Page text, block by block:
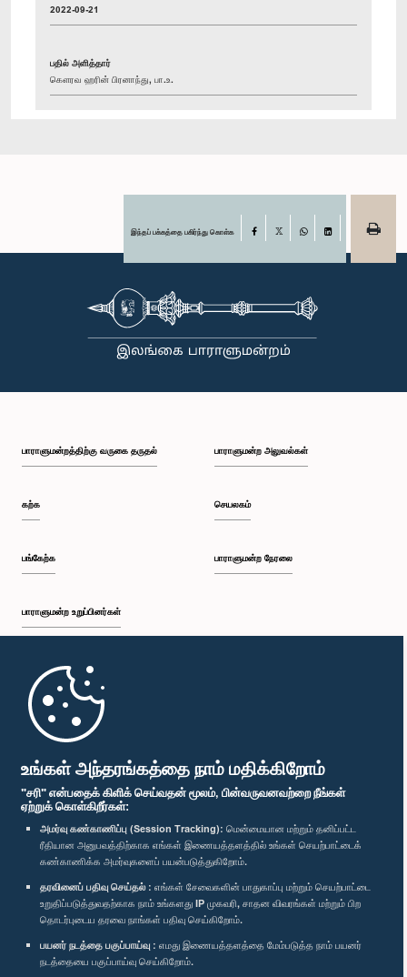
உங்கள் அந்தரங்கத்தை நாம் மதிக்கிறோம்
"சரி" என்பதைக் கிளிக் செய்வதன் மூலம், பின்வருவனவற்றை நீங்கள்
ஏற்றுக் கொள்கிறீர்கள்:
அமர்வு கண்காணிப்பு (Session Tracking): மென்மையான மற்றும் தனிப்பட்ட
ரீதியான அனுபவத்திற்காக எங்கள் இணையத்தளத்தில் உங்கள் செயற்பாட்டைக்
கண்காணிக்க அமர்வுகளைப் பயன்படுத்துகிறோம்.
தரவினைப் பதிவு செய்தல் : எங்கள் சேவைகளின் பாதுகாப்பு மற்றும் செயற்பாட்டை
உறுதிப்படுத்துவதற்காக நாம் உங்களது IP முகவரி, சாதன விவரங்கள் மற்றும் பிற
தொடர்புடைய தரவை நாங்கள் பதிவு செய்கிறோம்.
பயனர் நடத்தை பகுப்பாய்வு : எமது இணையத்தளத்தை மேம்படுத்த நாம் பயனர்
நடத்தையை பகுப்பாய்வு செய்கிறோம்.
2022-09-21
பதில் அளித்தார்
கௌரவ ஹரின் பிரனாந்து, பா.உ.
இந்தப் பக்கத்தை பகிர்ந்து கொள்க Facebook
பாராளுமன்றத்திற்கு வருகை தருதல்
கற்க
பங்கேற்க
பாராளுமன்ற உறுப்பினர்கள்
முதற்பக்கம்
பாராளுமன்ற அலுவல்கள்
செயலகம்
பாராளுமன்ற நேரலை
பாராளுமன்ற கையடக்க செயலி
எம்மை பின்தொடர்க :
விருதுகள்
தனியுரிமைக் கொள்கை